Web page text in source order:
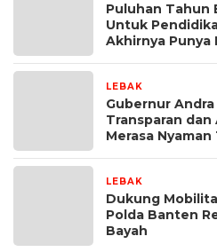
Puluhan Tahun
Untuk
Akhirnya Punya
LEBAK
Gubernur
Transparan
Merasa
LEBAK
Dukung
Polda Banten
Bayah